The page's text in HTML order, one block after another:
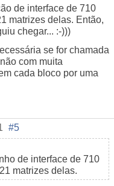
de interface de 710
matrizes delas. Então,
chegar... :-)))
se for chamada
com muita
cada bloco por uma
#5
de interface de 710
matrizes delas.